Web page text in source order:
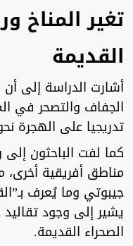
تغير المناخ
القديمة
أشارت الدراسة إلى أن
الجفاف والتصحر في
تدريجيا على الهجرة
كما لفت الباحثون
مناطق أفريقية
جيبوتي وما يُعرف
يشير إلى وجود
الصحراء القديمة.